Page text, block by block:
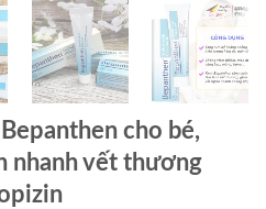
cho bé,
nhanh vết thương